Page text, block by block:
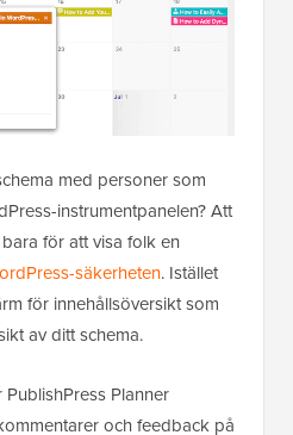
med personer som
instrumentpanelen? Att
för att visa folk en
säkerheten. Istället
för innehållsöversikt som
av ditt schema.
Planner
och feedback på